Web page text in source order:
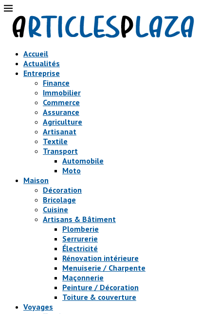
Accueil
Actualités
Entreprise
Finance
Immobilier
Commerce
Assurance
Agriculture
Artisanat
Textile
Transport
Automobile
Moto
Maison
Décoration
Bricolage
Cuisine
Artisans & Bâtiment
Plomberie
Serrurerie
Électricité
Rénovation intérieure
Menuiserie / Charpente
Maçonnerie
Peinture / Décoration
Toiture & couverture
Voyages